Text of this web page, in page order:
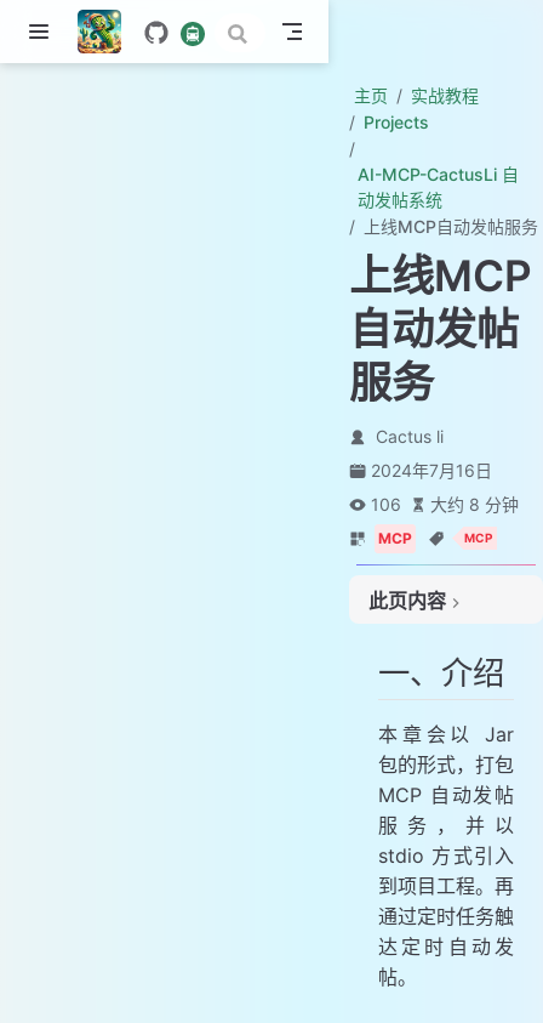
主页
实战教程
Projects
AI-MCP-CactusLi 自
动发帖系统
上线MCP自动发帖服务
上线MCP
自动发帖
服务
Cactus li
2024年7月16日
106
大约 8 分钟
MCP MCP
此页内容
二、流程梳理
三、服务实现
1. 项目结构
2. 定时任务
3. 服务配置
四、服务上线
1. 打包镜像
3. 推送镜像
4. 环境脚本
一、介绍
本章会以 Jar
包的形式，打包
MCP 自动发帖
服务，并以
stdio 方式引入
到项目工程。再
通过定时任务触
达定时自动发
帖。